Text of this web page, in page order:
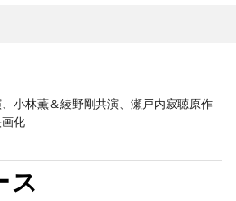
小林薫＆綾野剛共演、瀬戸内寂聴原作
化
ス